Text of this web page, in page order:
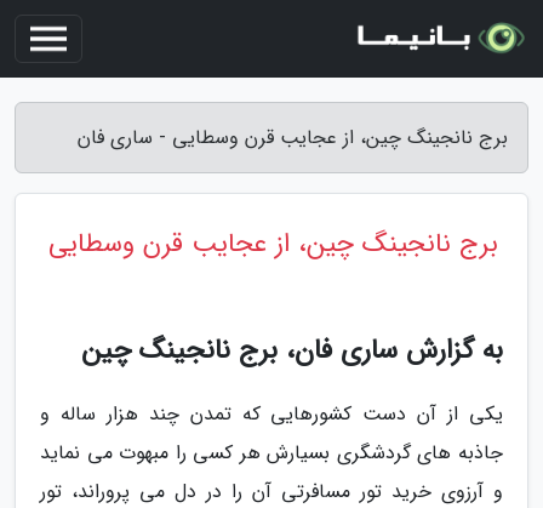
برج نانجینگ چین، از عجایب قرن وسطایی - ساری فان
برج نانجینگ چین، از عجایب قرن وسطایی
به گزارش ساری فان، برج نانجینگ چین
یکی از آن دست کشورهایی که تمدن چند هزار ساله و
جاذبه های گردشگری بسیارش هر کسی را مبهوت می نماید
و آرزوی خرید تور مسافرتی آن را در دل می پروراند، تور